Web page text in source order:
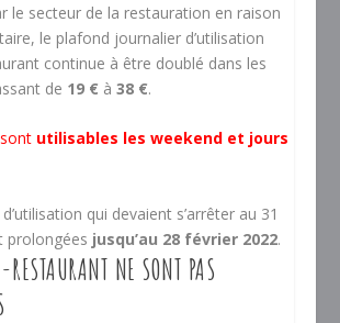
le secteur de la restauration en raison
le plafond journalier d’utilisation
continue à être doublé dans les
de 19 € à38 €.
utilisables les weekend et jours
qui devaient s’arrêter au 31
prolongées jusqu’au 28 février 2022.
NE SONT PAS